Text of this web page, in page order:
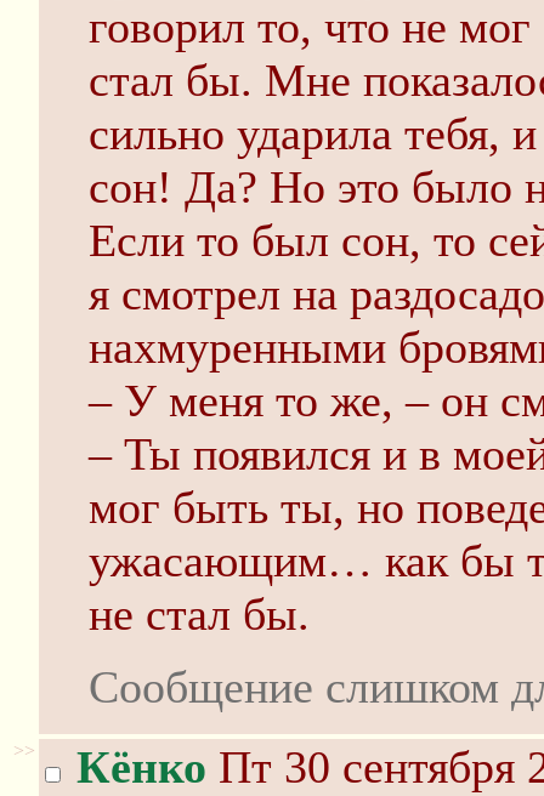
говорил то, что не
стал бы. Мне
сильно ударила тебя,
сон! Да? Но это было
Если то был сон, то
я смотрел на
нахмуренными
– У меня то же, – он
– Ты появился и в
мог быть ты, но
ужасающим… как бы
не стал бы.
Сообщение слишком
>> Кёнко Пт 30 сентября